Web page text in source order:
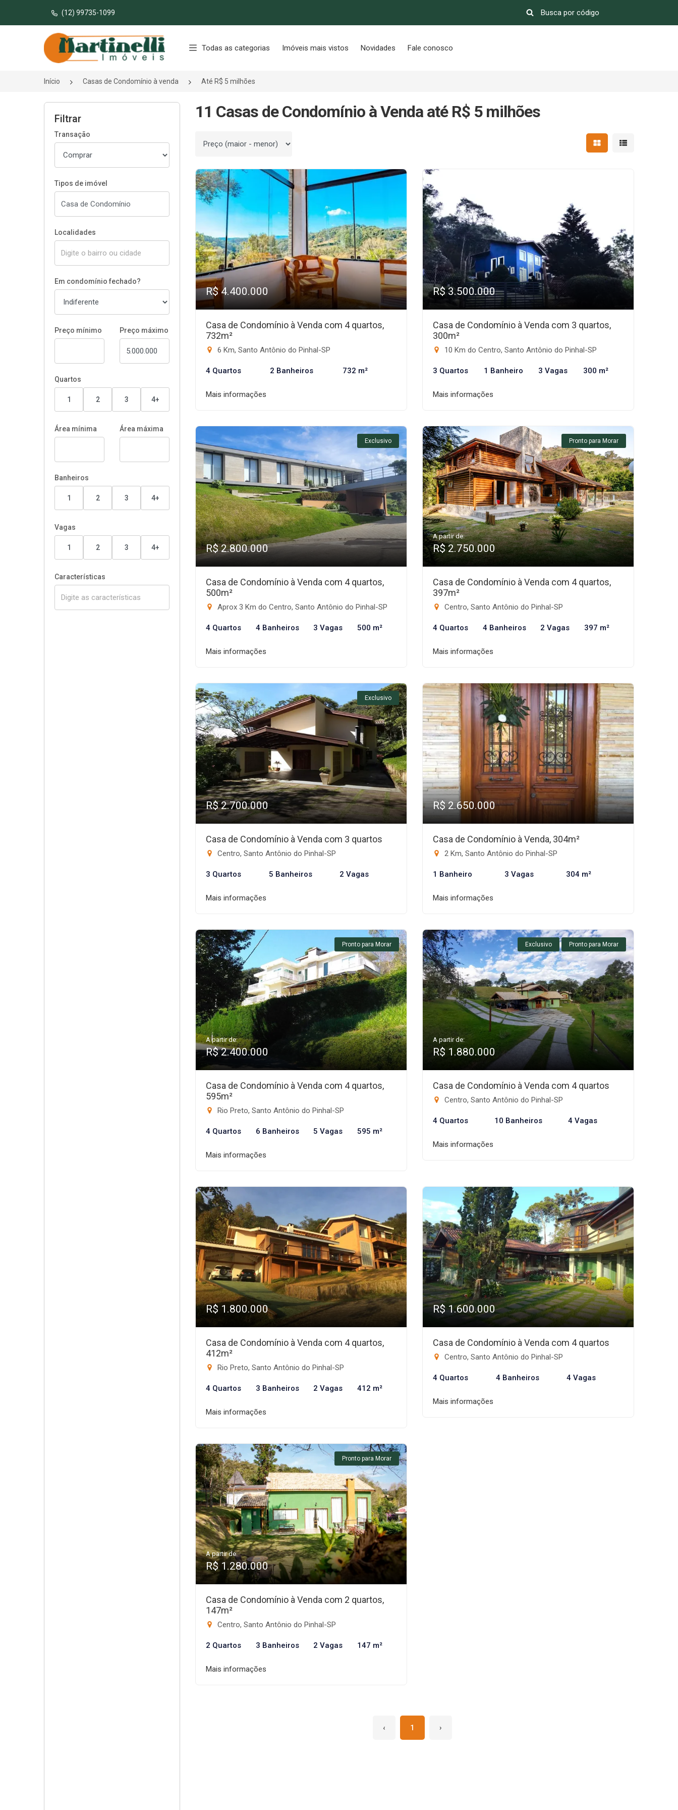
(12) 99735-1099
Página inicial
Todas as categorias Imóveis mais vistos Novidades Fale conosco
Início Casas de Condomínio à venda Até R$ 5 milhões
Filtrar
Transação
Tipos de imóvel
Localidades
Em condomínio fechado?
Preço mínimo Preço máximo
Quartos
1 2 3 4+
Área mínima Área máxima
Banheiros
1 2 3 4+
Vagas
1 2 3 4+
Características
11 Casas de Condomínio à Venda até R$ 5 milhões
Ordenar por Mostrar resultados em
Mostrar
R$ 4.400.000
Casa de Condomínio à Venda com 4 quartos,
732m²
6 Km, Santo Antônio do Pinhal-SP
4 Quartos 2 Banheiros 732 m²
Mais informações
R$ 3.500.000
Casa de Condomínio à Venda com 3 quartos,
300m²
10 Km do Centro, Santo Antônio do Pinhal-SP
3 Quartos 1 Banheiro 3 Vagas 300 m²
Mais informações
Exclusivo
R$ 2.800.000
Casa de Condomínio à Venda com 4 quartos,
500m²
Aprox 3 Km do Centro, Santo Antônio do Pinhal-SP
4 Quartos 4 Banheiros 3 Vagas 500 m²
Mais informações
Pronto para Morar
A partir de:
R$ 2.750.000
Casa de Condomínio à Venda com 4 quartos,
397m²
Centro, Santo Antônio do Pinhal-SP
4 Quartos 4 Banheiros 2 Vagas 397 m²
Mais informações
Exclusivo
R$ 2.700.000
Casa de Condomínio à Venda com 3 quartos
Centro, Santo Antônio do Pinhal-SP
3 Quartos 5 Banheiros 2 Vagas
Mais informações
R$ 2.650.000
Casa de Condomínio à Venda, 304m²
2 Km, Santo Antônio do Pinhal-SP
1 Banheiro 3 Vagas 304 m²
Mais informações
Pronto para Morar
A partir de:
R$ 2.400.000
Casa de Condomínio à Venda com 4 quartos,
595m²
Rio Preto, Santo Antônio do Pinhal-SP
4 Quartos 6 Banheiros 5 Vagas 595 m²
Mais informações
Exclusivo Pronto para Morar
A partir de:
R$ 1.880.000
Casa de Condomínio à Venda com 4 quartos
Centro, Santo Antônio do Pinhal-SP
4 Quartos 10 Banheiros 4 Vagas
Mais informações
R$ 1.800.000
Casa de Condomínio à Venda com 4 quartos,
412m²
Rio Preto, Santo Antônio do Pinhal-SP
4 Quartos 3 Banheiros 2 Vagas 412 m²
Mais informações
R$ 1.600.000
Casa de Condomínio à Venda com 4 quartos
Centro, Santo Antônio do Pinhal-SP
4 Quartos 4 Banheiros 4 Vagas
Mais informações
Pronto para Morar
A partir de:
R$ 1.280.000
Casa de Condomínio à Venda com 2 quartos,
147m²
Centro, Santo Antônio do Pinhal-SP
2 Quartos 3 Banheiros 2 Vagas 147 m²
Mais informações
‹ 1 ›